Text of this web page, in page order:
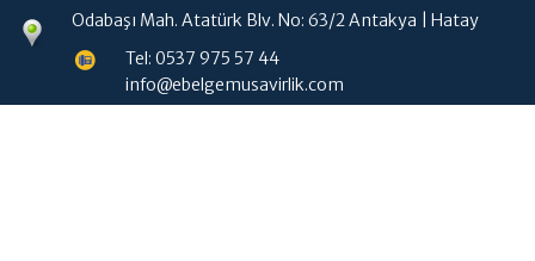
Odabaşı Mah. Atatürk Blv. No: 63/2 Antakya | Hatay
Tel: 0537 975 57 44
info@ebelgemusavirlik.com